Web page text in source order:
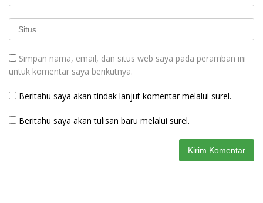
Simpan nama, email, dan situs web saya pada peramban ini
untuk komentar saya berikutnya.
Beritahu saya akan tindak lanjut komentar melalui surel.
Beritahu saya akan tulisan baru melalui surel.